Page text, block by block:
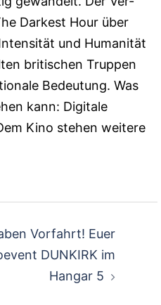
Darkest Hour über
und Humanität
britischen Truppen
Bedeutung. Was
kann: Digitale
Kino stehen weitere
Vorfahrt! Euer
DUNKIRK im
Hangar 5